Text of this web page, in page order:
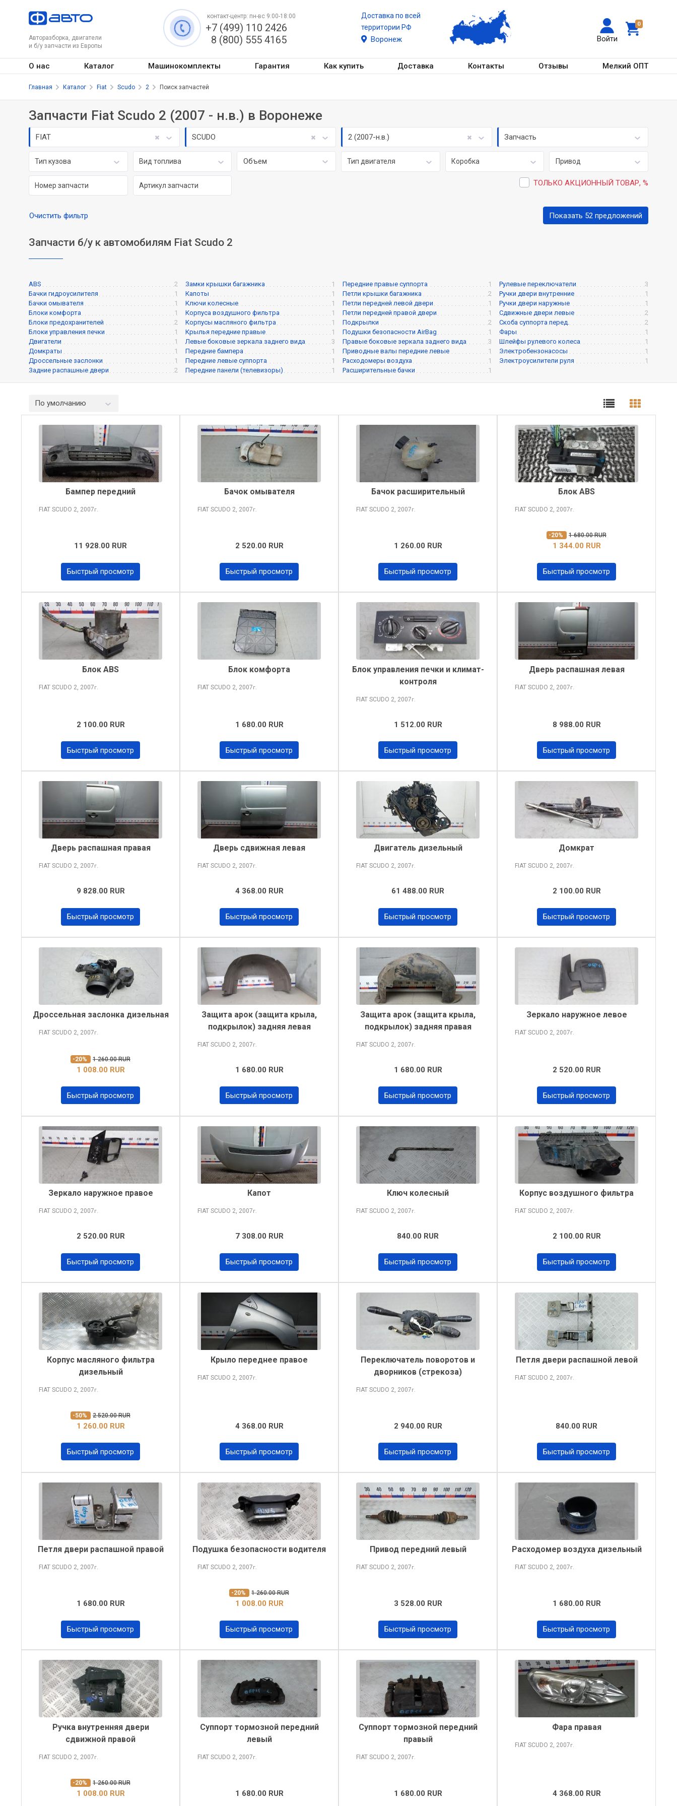
Авторазборка, двигатели
и б/у запчасти из Европы
0
Войти
контакт-центр: пн-вс 9:00-18:00
+7 (499) 110 2426
8 (800) 555 4165
Доставка по всей
территории РФ
Воронеж
О нас Каталог Машинокомплекты Гарантия Как купить Доставка Контакты Отзывы Мелкий ОПТ
Главная Каталог Fiat Scudo 2 Поиск запчастей
Запчасти Fiat Scudo 2 (2007 - н.в.) в Воронеже
FIAT SCUDO 2 (2007-н.в.) Запчасть
Тип кузова Вид топлива Объем Тип двигателя Коробка Привод
ТОЛЬКО АКЦИОННЫЙ ТОВАР, %
Очистить фильтр Показать 52 предложений
Запчасти б/у к автомобилям Fiat Scudo 2
ABS
2
Бачки гидроусилителя
1
Бачки омывателя
1
Блоки комфорта
1
Блоки предохранителей
2
Блоки управления печки
1
Двигатели
1
Домкраты
1
Дроссельные заслонки
1
Задние распашные двери
2
Замки крышки багажника
1
Капоты
1
Ключи колесные
1
Корпуса воздушного фильтра
1
Корпусы масляного фильтра
1
Крылья передние правые
1
Левые боковые зеркала заднего вида
3
Передние бампера
1
Передние левые суппорта
1
Передние панели (телевизоры)
1
Передние правые суппорта
1
Петли крышки багажника
2
Петли передней левой двери
1
Петли передней правой двери
1
Подкрылки
2
Подушки безопасности AirBag
1
Правые боковые зеркала заднего вида
3
Приводные валы передние левые
1
Расходомеры воздуха
1
Расширительные бачки
1
Рулевые переключатели
3
Ручки двери внутренние
1
Ручки двери наружные
1
Сдвижные двери левые
2
Скоба суппорта перед.
2
Фары
1
Шлейфы рулевого колеса
1
Электробензонасосы
1
Электроусилители руля
1
По умолчанию
Бампер передний
FIAT SCUDO 2, 2007г.
11 928.00 RUR
Быстрый просмотр
Бачок омывателя
FIAT SCUDO 2, 2007г.
2 520.00 RUR
Быстрый просмотр
Бачок расширительный
FIAT SCUDO 2, 2007г.
1 260.00 RUR
Быстрый просмотр
Блок ABS
FIAT SCUDO 2, 2007г.
-20% 1 680.00 RUR
1 344.00 RUR
Быстрый просмотр
Блок ABS
FIAT SCUDO 2, 2007г.
2 100.00 RUR
Быстрый просмотр
Блок комфорта
FIAT SCUDO 2, 2007г.
1 680.00 RUR
Быстрый просмотр
Блок управления печки и климат-
контроля
FIAT SCUDO 2, 2007г.
1 512.00 RUR
Быстрый просмотр
Дверь распашная левая
FIAT SCUDO 2, 2007г.
8 988.00 RUR
Быстрый просмотр
Дверь распашная правая
FIAT SCUDO 2, 2007г.
9 828.00 RUR
Быстрый просмотр
Дверь сдвижная левая
FIAT SCUDO 2, 2007г.
4 368.00 RUR
Быстрый просмотр
Двигатель дизельный
FIAT SCUDO 2, 2007г.
61 488.00 RUR
Быстрый просмотр
Домкрат
FIAT SCUDO 2, 2007г.
2 100.00 RUR
Быстрый просмотр
Дроссельная заслонка дизельная
FIAT SCUDO 2, 2007г.
-20% 1 260.00 RUR
1 008.00 RUR
Быстрый просмотр
Защита арок (защита крыла,
подкрылок) задняя левая
FIAT SCUDO 2, 2007г.
1 680.00 RUR
Быстрый просмотр
Защита арок (защита крыла,
подкрылок) задняя правая
FIAT SCUDO 2, 2007г.
1 680.00 RUR
Быстрый просмотр
Зеркало наружное левое
FIAT SCUDO 2, 2007г.
2 520.00 RUR
Быстрый просмотр
Зеркало наружное правое
FIAT SCUDO 2, 2007г.
2 520.00 RUR
Быстрый просмотр
Капот
FIAT SCUDO 2, 2007г.
7 308.00 RUR
Быстрый просмотр
Ключ колесный
FIAT SCUDO 2, 2007г.
840.00 RUR
Быстрый просмотр
Корпус воздушного фильтра
FIAT SCUDO 2, 2007г.
2 100.00 RUR
Быстрый просмотр
Корпус масляного фильтра
дизельный
FIAT SCUDO 2, 2007г.
-50% 2 520.00 RUR
1 260.00 RUR
Быстрый просмотр
Крыло переднее правое
FIAT SCUDO 2, 2007г.
4 368.00 RUR
Быстрый просмотр
Переключатель поворотов и
дворников (стрекоза)
FIAT SCUDO 2, 2007г.
2 940.00 RUR
Быстрый просмотр
Петля двери распашной левой
FIAT SCUDO 2, 2007г.
840.00 RUR
Быстрый просмотр
Петля двери распашной правой
FIAT SCUDO 2, 2007г.
1 680.00 RUR
Быстрый просмотр
Подушка безопасности водителя
FIAT SCUDO 2, 2007г.
-20% 1 260.00 RUR
1 008.00 RUR
Быстрый просмотр
Привод передний левый
FIAT SCUDO 2, 2007г.
3 528.00 RUR
Быстрый просмотр
Расходомер воздуха дизельный
FIAT SCUDO 2, 2007г.
1 680.00 RUR
Быстрый просмотр
Ручка внутренняя двери
сдвижной правой
FIAT SCUDO 2, 2007г.
-20% 1 260.00 RUR
1 008.00 RUR
Суппорт тормозной передний
левый
FIAT SCUDO 2, 2007г.
1 680.00 RUR
Суппорт тормозной передний
правый
FIAT SCUDO 2, 2007г.
1 680.00 RUR
Фара правая
FIAT SCUDO 2, 2007г.
4 368.00 RUR